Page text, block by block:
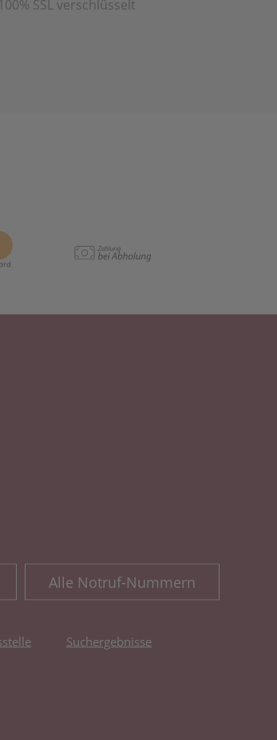
100% SSL verschlüsselt
Alle Notruf-Nummern
Suchergebnisse